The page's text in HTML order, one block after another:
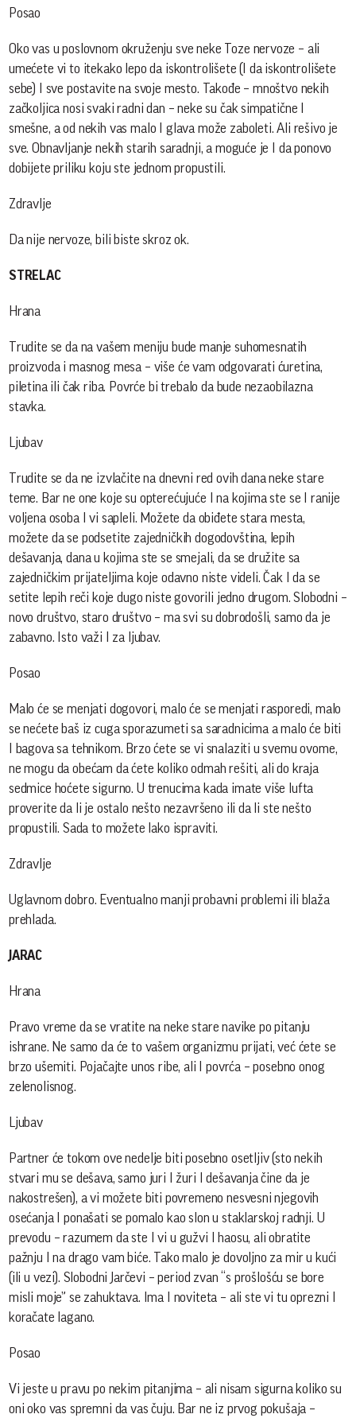
Posao
Oko vas u poslovnom okruženju sve neke Toze nervoze – ali
umećete vi to itekako lepo da iskontrolišete (I da iskontrolišete
sebe) I sve postavite na svoje mesto. Takođe – mnoštvo nekih
začkoljica nosi svaki radni dan – neke su čak simpatične I
smešne, a od nekih vas malo I glava može zaboleti. Ali rešivo je
sve. Obnavljanje nekih starih saradnji, a moguće je I da ponovo
dobijete priliku koju ste jednom propustili.
Zdravlje
Da nije nervoze, bili biste skroz ok.
STRELAC
Hrana
Trudite se da na vašem meniju bude manje suhomesnatih
proizvoda i masnog mesa – više će vam odgovarati ćuretina,
piletina ili čak riba. Povrće bi trebalo da bude nezaobilazna
stavka.
Ljubav
Trudite se da ne izvlačite na dnevni red ovih dana neke stare
teme. Bar ne one koje su opterećujuće I na kojima ste se I ranije
voljena osoba I vi sapleli. Možete da obiđete stara mesta,
možete da se podsetite zajedničkih dogodovština, lepih
dešavanja, dana u kojima ste se smejali, da se družite sa
zajedničkim prijateljima koje odavno niste videli. Čak I da se
setite lepih reči koje dugo niste govorili jedno drugom. Slobodni –
novo društvo, staro društvo – ma svi su dobrodošli, samo da je
zabavno. Isto važi I za ljubav.
Posao
Malo će se menjati dogovori, malo će se menjati rasporedi, malo
se nećete baš iz cuga sporazumeti sa saradnicima a malo će biti
I bagova sa tehnikom. Brzo ćete se vi snalaziti u svemu ovome,
ne mogu da obećam da ćete koliko odmah rešiti, ali do kraja
sedmice hoćete sigurno. U trenucima kada imate više lufta
proverite da li je ostalo nešto nezavršeno ili da li ste nešto
propustili. Sada to možete lako ispraviti.
Zdravlje
Uglavnom dobro. Eventualno manji probavni problemi ili blaža
prehlada.
JARAC
Hrana
Pravo vreme da se vratite na neke stare navike po pitanju
ishrane. Ne samo da će to vašem organizmu prijati, već ćete se
brzo ušemiti. Pojačajte unos ribe, ali I povrća – posebno onog
zelenolisnog.
Ljubav
Partner će tokom ove nedelje biti posebno osetljiv (sto nekih
stvari mu se dešava, samo juri I žuri I dešavanja čine da je
nakostrešen), a vi možete biti povremeno nesvesni njegovih
osećanja I ponašati se pomalo kao slon u staklarskoj radnji. U
prevodu – razumem da ste I vi u gužvi I haosu, ali obratite
pažnju I na drago vam biće. Tako malo je dovoljno za mir u kući
(ili u vezi). Slobodni Jarčevi – period zvan “s prošlošću se bore
misli moje” se zahuktava. Ima I noviteta – ali ste vi tu oprezni I
koračate lagano.
Posao
Vi jeste u pravu po nekim pitanjima – ali nisam sigurna koliko su
oni oko vas spremni da vas čuju. Bar ne iz prvog pokušaja –